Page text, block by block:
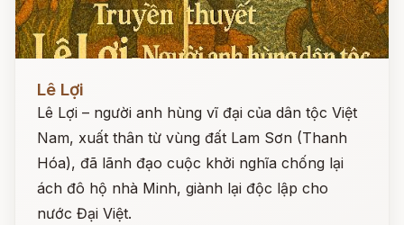
Lê Lợi
Lê Lợi – người anh hùng vĩ đại của dân tộc Việt
Nam, xuất thân từ vùng đất Lam Sơn (Thanh
Hóa), đã lãnh đạo cuộc khởi nghĩa chống lại
ách đô hộ nhà Minh, giành lại độc lập cho
nước Đại Việt.